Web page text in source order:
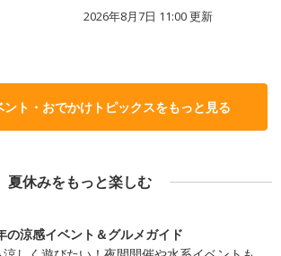
2026年8月7日 11:00更新
ト・おでかけトピックスをもっと見る
夏休みをもっと楽しむ
の涼感イベント＆グルメガイド